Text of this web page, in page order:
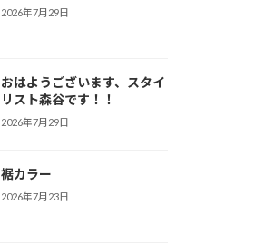
2026年7月29日
おはようございます、スタイ
リスト森谷です！！
2026年7月29日
裾カラー
2026年7月23日